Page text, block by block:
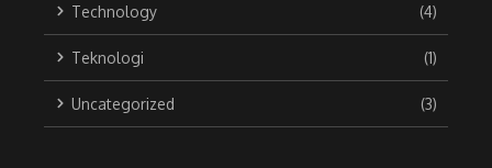
Technology (4)
Teknologi (1)
Uncategorized (3)